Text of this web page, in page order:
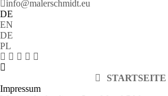
info@malerschmidt.eu
DE
EN
DE
PL
STARTSEITE
Impressum